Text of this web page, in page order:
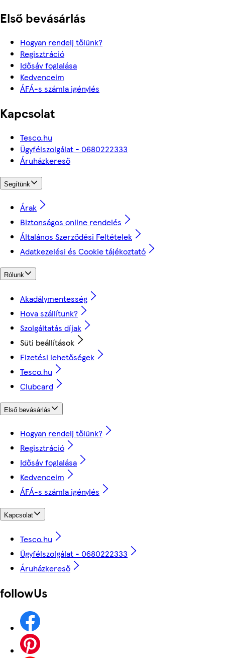
Első bevásárlás
Hogyan rendelj tőlünk?
Regisztráció
Idősáv foglalása
Kedvenceim
ÁFÁ-s számla igénylés
Kapcsolat
Tesco.hu
Ügyfélszolgálat - 0680222333
Áruházkereső
Segítünk
Árak
Biztonságos online rendelés
Általános Szerződési Feltételek
Adatkezelési és Cookie tájékoztató
Rólunk
Akadálymentesség
Hova szállítunk?
Szolgáltatás díjak
Süti beállítások
Fizetési lehetőségek
Tesco.hu
Clubcard
Első bevásárlás
Hogyan rendelj tőlünk?
Regisztráció
Idősáv foglalása
Kedvenceim
ÁFÁ-s számla igénylés
Kapcsolat
Tesco.hu
Ügyfélszolgálat - 0680222333
Áruházkereső
followUs